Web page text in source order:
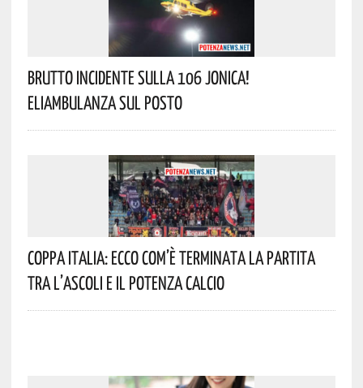
Brutto Incidente Sulla 106 Jonica!
Eliambulanza Sul Posto
Coppa Italia: Ecco Com’è Terminata La Partita
Tra L’Ascoli E Il Potenza Calcio